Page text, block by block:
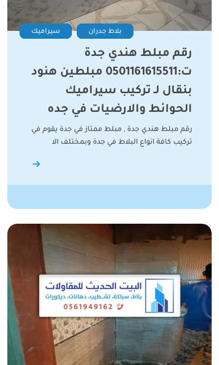
بلاط جدران سيراميك
رقم مبلط هندي جدة
ت:0501161615511 مبلطين هنود
بنقال لـ تركيب سيراميك
الحوائط والارضيات في جده
رقم مبلط هندي جدة , مبلط ممتاز في جدة يقوم في
تركيب كافة انواع البلاط في جدة وبمختلف الا